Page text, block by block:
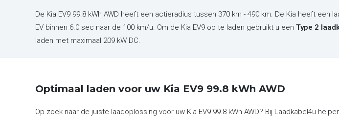
De Kia EV9 99.8 kWh AWD heeft een actieradius tussen 370 km - 490 km. De Kia heeft
EV binnen 6.0 sec naar de 100 km/u. Om de Kia EV9 op te laden gebruikt u een Type 2
laden met maximaal 209 kW DC.
Optimaal laden voor uw Kia EV9 99.8 kWh AWD
Op zoek naar de juiste laadoplossing voor uw Kia EV9 99.8 kWh AWD? Bij Laadkabel4u